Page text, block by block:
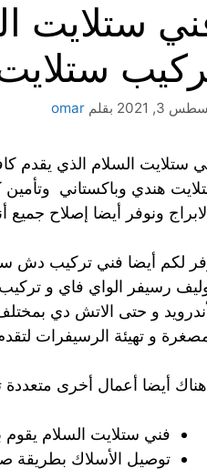
3, 2021 بقلم omar
ستلايت السلام الذي يقدم
هندي وباكستاني
ونوفر أيضا إصلاح
لكم أيضا فني تركيب دش
رسيفر الواي فاي و
و حتى الاتش دي
و تهيئة الرسيفرات
أيضا أعمال أخرى
فني ستلايت السلام يقوم
توصيل الأسلاك بطريقة